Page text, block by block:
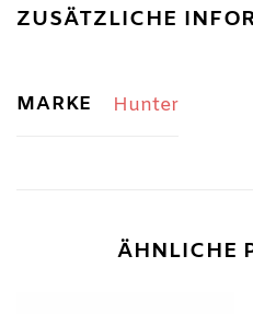
ZUSÄTZLICHE
MARKE Hunter
ÄHNLICHE